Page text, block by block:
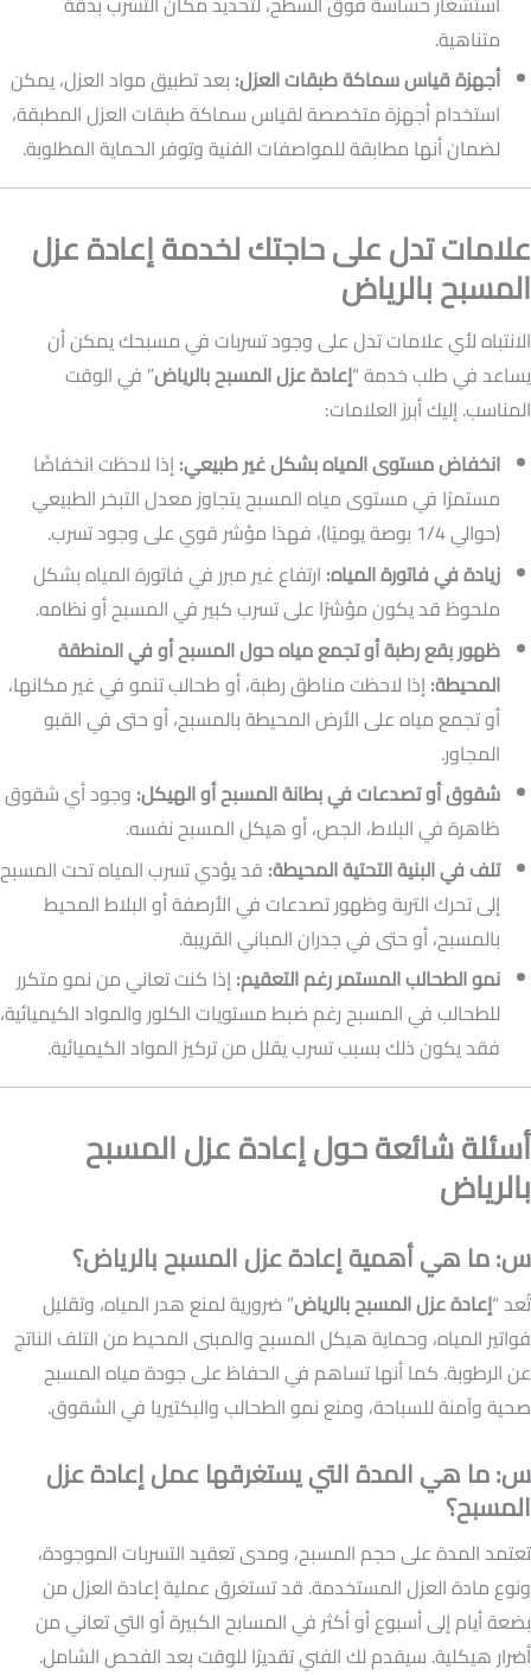
متناهية.
أجهزة قياس سماكة طبقات العزل: بعد تطبيق مواد العزل، يمكن
استخدام أجهزة متخصصة لقياس سماكة طبقات العزل المطبقة،
لضمان أنها مطابقة للمواصفات الفنية وتوفر الحماية المطلوبة.
علامات تدل على حاجتك لخدمة إعادة عزل
المسبح بالرياض
الانتباه لأي علامات تدل على وجود تسربات في مسبحك يمكن أن
يساعد في طلب خدمة “إعادة عزل المسبح بالرياض” في الوقت
المناسب. إليك أبرز العلامات:
انخفاض مستوى المياه بشكل غير طبيعي:إذا لاحظت انخفاضًا
مستمرًا في مستوى مياه المسبح يتجاوز معدل التبخر الطبيعي
(حوالي 1/4 بوصة يوميًا)، فهذا مؤشر قوي على وجود تسرب.
زيادة في فاتورة المياه: ارتفاع غير مبرر في فاتورة المياه بشكل
ملحوظ قد يكون مؤشرًا على تسرب كبير في المسبح أو نظامه.
ظهور بقع رطبة أو تجمع مياه حول المسبح أو في المنطقة
المحيطة:إذا لاحظت مناطق رطبة، أو طحالب تنمو في غير مكانها،
أو تجمع مياه على الأرض المحيطة بالمسبح، أو حتى في القبو
المجاور.
شقوق أو تصدعات في بطانة المسبح أو الهيكل: وجود أي شقوق
ظاهرة في البلاط، الجص، أو هيكل المسبح نفسه.
تلف في البنية التحتية المحيطة: قد يؤدي تسرب المياه تحت المسبح
إلى تحرك التربة وظهور تصدعات في الأرصفة أو البلاط المحيط
بالمسبح، أو حتى في جدران المباني القريبة.
نمو الطحالب المستمر رغم التعقيم:إذا كنت تعاني من نمو متكرر
للطحالب في المسبح رغم ضبط مستويات الكلور والمواد الكيميائية،
فقد يكون ذلك بسبب تسرب يقلل من تركيز المواد الكيميائية.
أسئلة شائعة حول إعادة عزل المسبح
بالرياض
س: ما هي أهمية إعادة عزل المسبح بالرياض؟
تُعد “إعادة عزل المسبح بالرياض” ضرورية لمنع هدر المياه، وتقليل
فواتير المياه، وحماية هيكل المسبح والمبنى المحيط من التلف الناتج
عن الرطوبة. كما أنها تساهم في الحفاظ على جودة مياه المسبح
صحية وآمنة للسباحة، ومنع نمو الطحالب والبكتيريا في الشقوق.
س: ما هي المدة التي يستغرقها عمل إعادة عزل
المسبح؟
تعتمد المدة على حجم المسبح، ومدى تعقيد التسربات الموجودة،
ونوع مادة العزل المستخدمة. قد تستغرق عملية إعادة العزل من
بضعة أيام إلى أسبوع أو أكثر في المسابح الكبيرة أو التي تعاني من
أضرار هيكلية. سيقدم لك الفني تقديرًا للوقت بعد الفحص الشامل.